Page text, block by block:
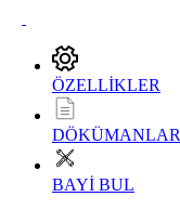
ÖZELLİKLER
DÖKÜMANLAR
BAYİ BUL